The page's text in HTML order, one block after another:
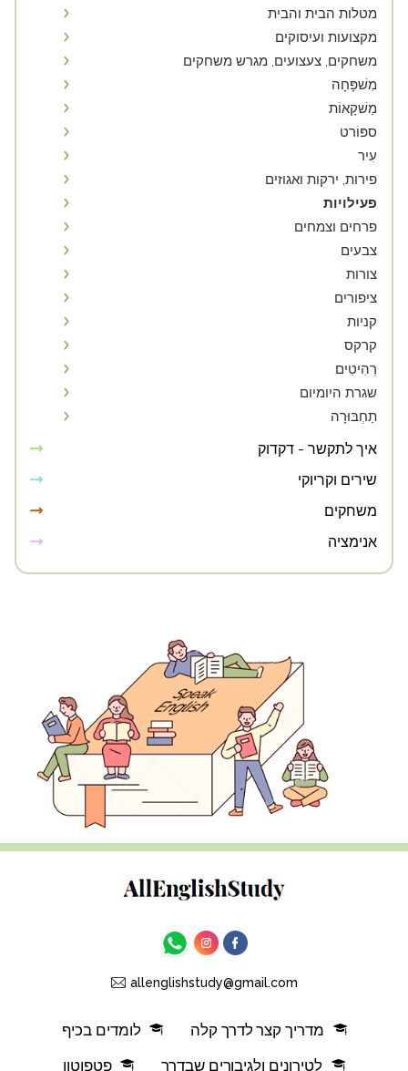
מטלות הבית והבית
מקצועות ועיסוקים
משחקים, צעצועים, מגרש משחקים
מִשׁפָּחָה
מַשׁקָאוֹת
ספּוֹרט
עִיר
פירות, ירקות ואגוזים
פעילויות
פרחים וצמחים
צבעים
צורות
ציפורים
קניות
קרקס
רְהִיטִים
שגרת היומיום
תַחְבּוּרָה
איך לתקשר - דקדוק
שירים וקריוקי
משחקים
אנימציה
מדריך קצר לדרך קלה
לומדים בכיף
לטירונים ולגיבורים שבדרך
פטפוטון
allenglishstudy@gmail.com